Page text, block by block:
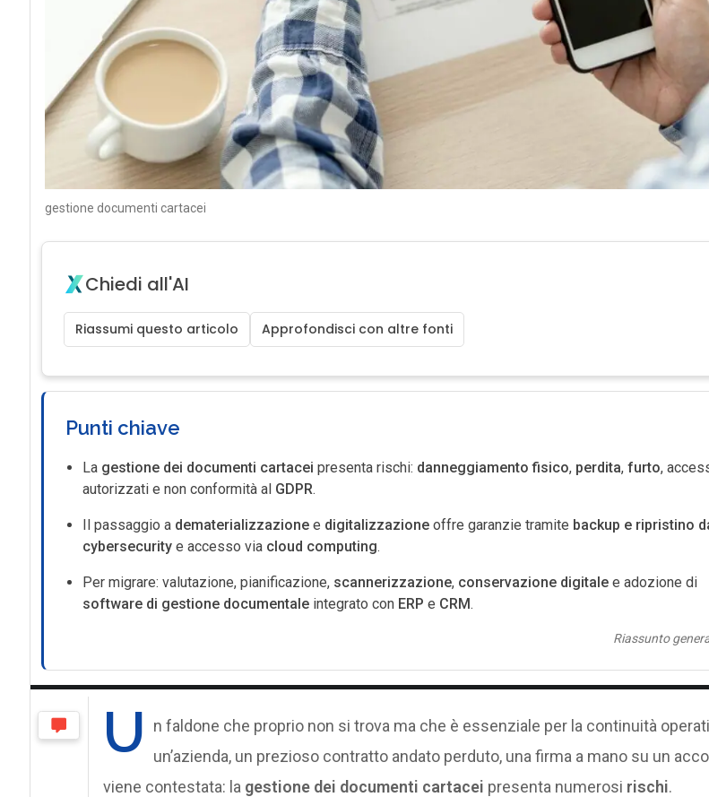
gestione documenti cartacei
Chiedi all'AI
Riassumi questo articolo Approfondisci con altre fonti
Punti chiave
La gestione dei documenti cartacei presenta rischi: danneggiamento fisico, perdita, furto,
autorizzati e non conformità al GDPR.
Il passaggio a dematerializzazionee digitalizzazioneoffre garanzie tramite backup e ripristino
cybersecuritye accesso via cloud computing.
Per migrare: valutazione, pianificazione, scannerizzazione, conservazione digitalee adozione di
software di gestione documentaleintegrato con ERP e CRM.
Riassunto
U
n faldone che proprio non si trova ma che è essenziale per la continuità
un’azienda, un prezioso contratto andato perduto, una firma a mano su un
viene contestata: la gestione dei documenti cartacei presenta numerosi rischi.